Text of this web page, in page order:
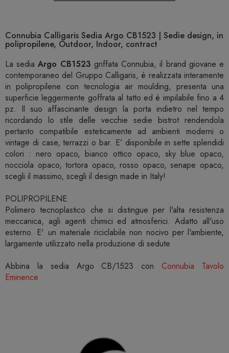
Connubia Calligaris Sedia Argo CB1523 | Sedie design, in
polipropilene, Outdoor, Indoor, contract
La sediaArgo CB1523 griffata Connubia, il brand giovane e
contemporaneo del Gruppo Calligaris, è realizzata interamente
in polipropilene con tecnologia air moulding, presenta una
superficie leggermente goffrata al tatto ed è impilabile fino a 4
pz. Il suo affascinante design la porta indietro nel tempo
ricordando lo stile delle vecchie sedie bistrot rendendola
pertanto compatibile esteticamente ad ambienti moderni o
vintage di case, terrazzi o bar. E’ disponibile in sette splendidi
colori : nero opaco, bianco ottico opaco, sky blue opaco,
nocciola opaco, tortora opaco, rosso opaco, senape opaco,
scegli il massimo, scegli il design made in Italy!
POLIPROPILENE
Polimero tecnoplastico che si distingue per l'alta resistenza
meccanica, agli agenti chimici ed atmosferici. Adatto all'uso
esterno. E' un materiale riciclabile non nocivo per l'ambiente,
largamente utilizzato nella produzione di sedute
Abbina la sedia Argo CB/1523 con Connubia Tavolo
Eminence